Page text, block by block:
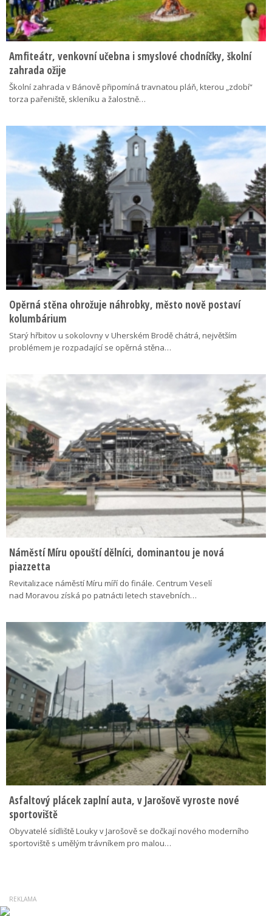
Amfiteátr, venkovní učebna i smyslové chodníčky, školní
zahrada ožije
Školní zahrada v Bánově připomíná travnatou pláň, kterou „zdobí“
torza pařeniště, skleníku a žalostně…
Opěrná stěna ohrožuje náhrobky, město nově postaví
kolumbárium
Starý hřbitov u sokolovny v Uherském Brodě chátrá, největším
problémem je rozpadající se opěrná stěna…
Náměstí Míru opouští dělníci, dominantou je nová
piazzetta
Revitalizace náměstí Míru míří do finále. Centrum Veselí
nad Moravou získá po patnácti letech stavebních…
Asfaltový plácek zaplní auta, v Jarošově vyroste nové
sportoviště
Obyvatelé sídliště Louky v Jarošově se dočkají nového moderního
sportoviště s umělým trávníkem pro malou…